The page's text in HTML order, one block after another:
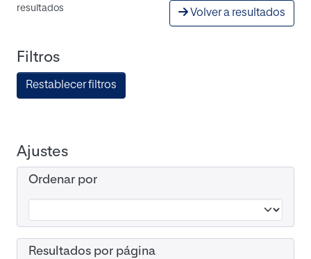
resultados Volver a resultados
Filtros
Restablecer filtros
Ajustes
Ordenar por
Resultados por página